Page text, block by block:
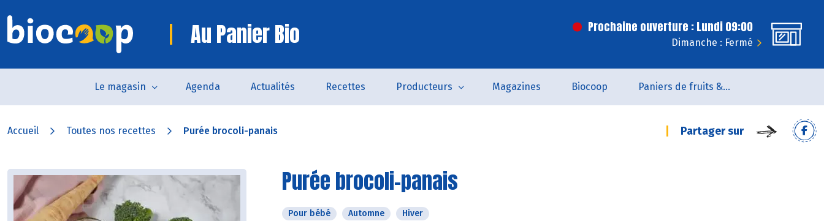
Au Panier Bio Prochaine ouverture : Lundi 09:00
Dimanche : Fermé
Le magasin Agenda Actualités Recettes Producteurs Magazines Biocoop Paniers de fruits & légumes
Accueil Toutes nos recettes Purée brocoli-panais Partager sur
Purée brocoli-panais
Pour bébé Automne Hiver